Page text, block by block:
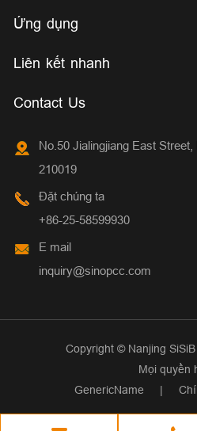
Ứng dụng
Liên kết nhanh
Contact Us
No.50 Jialingjiang East
210019
Đặt chúng ta
+86-25-58599930
E mail
inquiry@sinopcc.com
Copyright © Nanjing
Mọi quyền
GenericName
|